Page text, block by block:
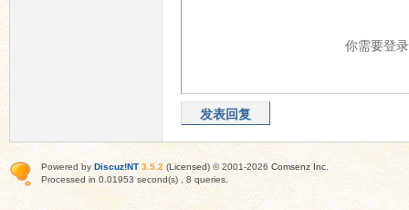
你需要登
发表回复
Powered by Discuz!NT 3.5.2 (Licensed) © 2001-2026Comsenz Inc
Processed in 0.01953 second(s) , 8 queries.